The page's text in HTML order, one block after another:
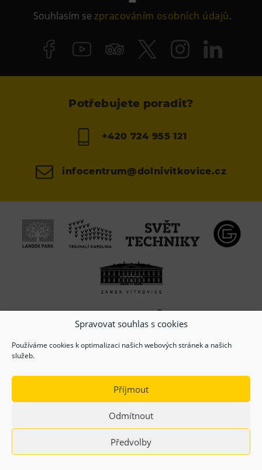
Spravovat souhlas s cookies
Používáme cookies k optimalizaci našich webových stránek a našich
služeb.
Příjmout
Odmítnout
Předvolby
Souhlasím sezpracováním osobních údajů.
Potřebujete poradit?
+420 724 955 121
infocentrum@dolnivitkovice.cz
(c) Copyright 2026, Dolní oblast VÍTKOVICE, z.s.